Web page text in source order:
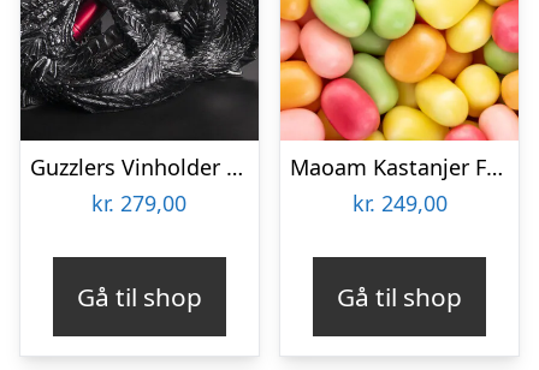
Guzzlers Vinholder Drage
kr. 279,00
Gå til shop
Maoam Kastanjer Frugtsmag Bland-selv slik i kasser 2 kg
kr. 249,00
Gå til shop